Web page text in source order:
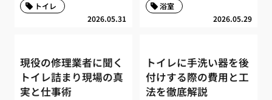
2026.05.31
トイレ
2026.05.29
浴室
現役の修理業者に聞く
トイレ詰まり現場の真
実と仕事術
トイレに手洗い器を後
付けする際の費用と工
法を徹底解説